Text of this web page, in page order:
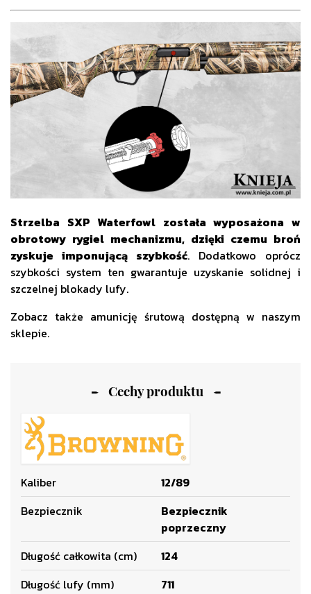
Cechy produktu
Kaliber
12/89
Bezpiecznik
Bezpiecznik
poprzeczny
Długość całkowita (cm)
124
Długość lufy (mm)
711
Strzelba SXP Waterfowl została wyposażona w
obrotowy rygiel mechanizmu, dzięki czemu broń
zyskuje imponującą szybkość. Dodatkowo oprócz
szybkości system ten gwarantuje uzyskanie solidnej i
szczelnej blokady lufy.
Zobacz także amunicję śrutową dostępną w naszym
sklepie.